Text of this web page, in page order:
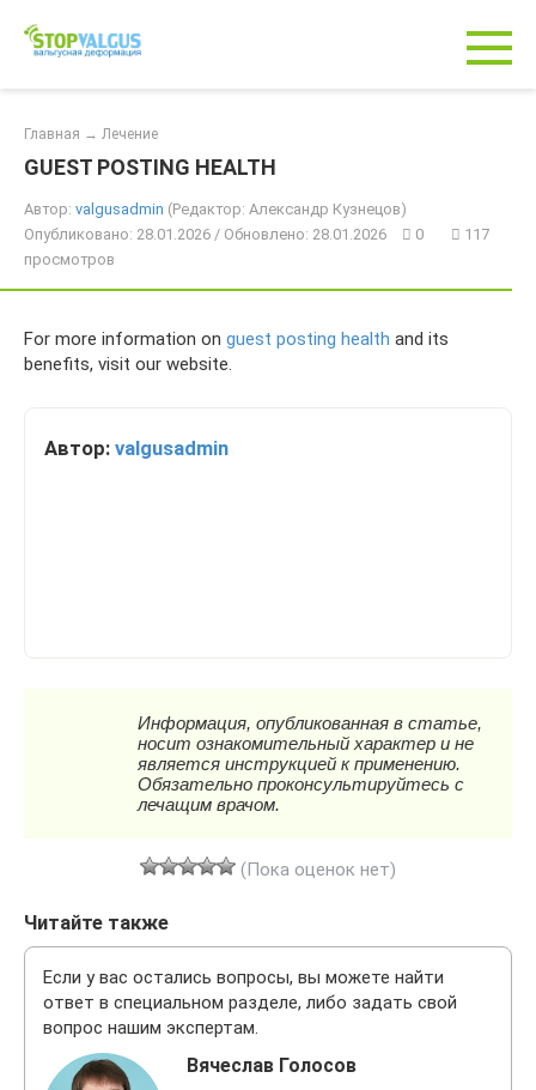
контенту
Главная → Лечение
GUEST POSTING HEALTH
Автор: valgusadmin (Редактор: Александр Кузнецов)
Опубликовано: 28.01.2026 / Обновлено: 28.01.2026
0
117
просмотров
For more information on guest posting health and its
benefits, visit our website.
Автор: valgusadmin
(Пока оценок нет)
Читайте также
Если у вас остались вопросы, вы можете найти
ответ в специальном разделе, либо задать свой
вопрос нашим экспертам.
Вячеслав Голосов